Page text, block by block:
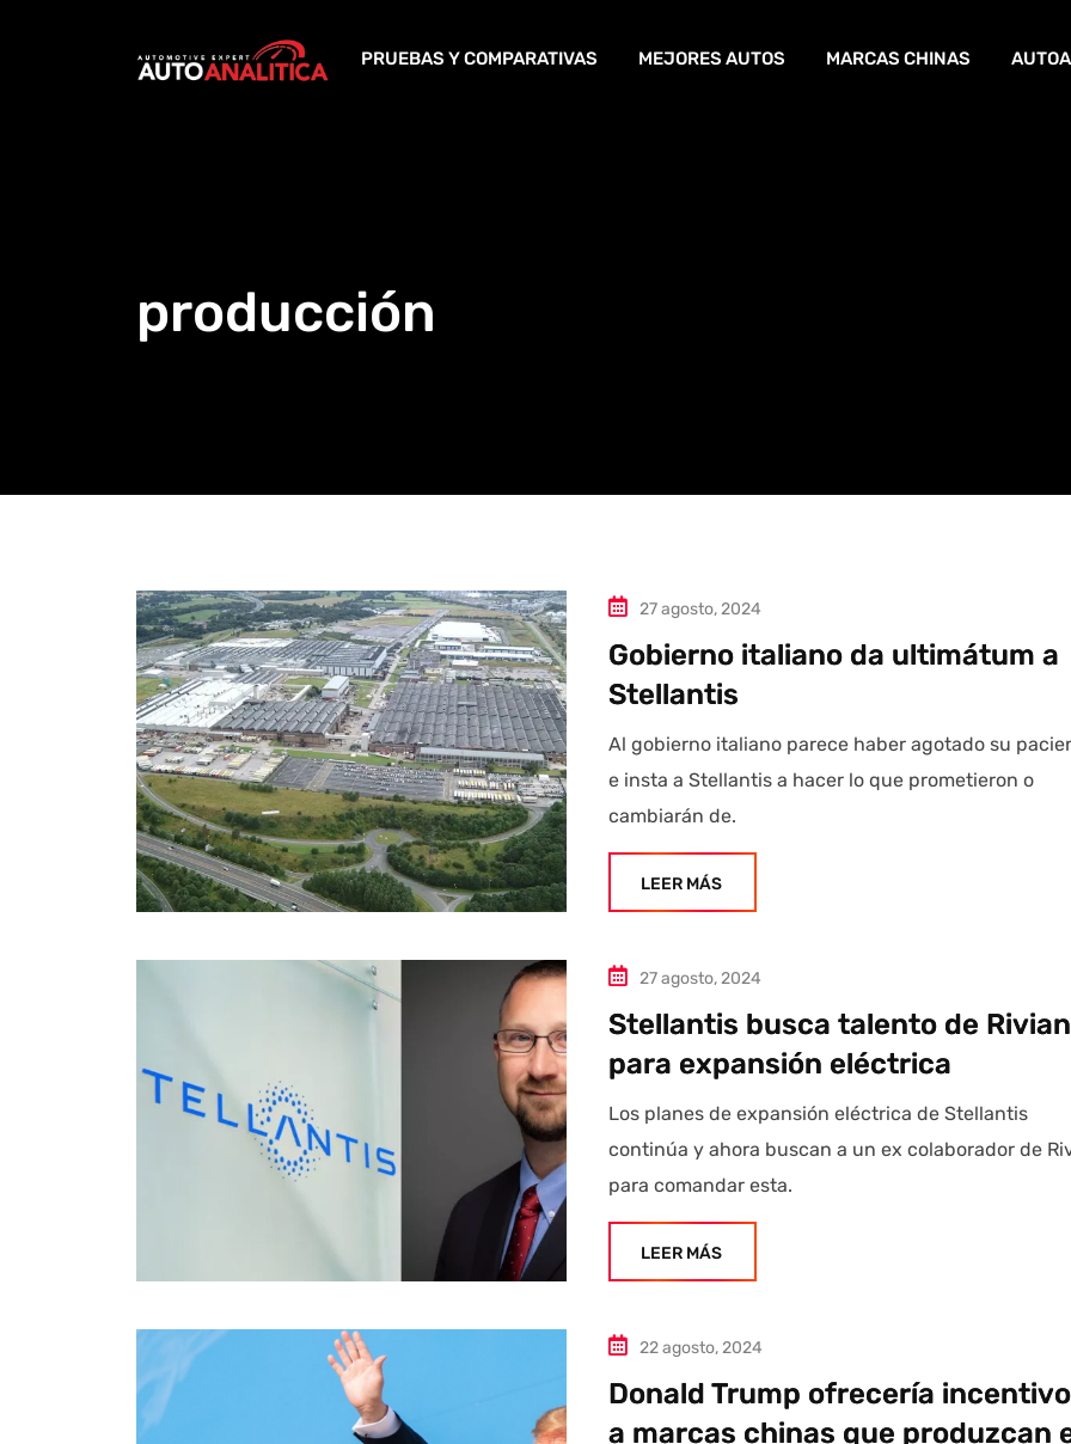
PRUEBAS Y COMPARATIVAS MEJORES AUTOS MARCAS CHINAS
producción
27 agosto, 2024
Gobierno italiano da ultimátum a
Stellantis
Al gobierno italiano parece haber agotado su
e insta a Stellantis a hacer lo que prometieron o
cambiarán de.
LEER MÁS
27 agosto, 2024
Stellantis busca talento de Rivian
para expansión eléctrica
Los planes de expansión eléctrica de Stellantis
continúa y ahora buscan a un ex colaborador de
para comandar esta.
LEER MÁS
22 agosto, 2024
Donald Trump ofrecería
a marcas chinas que produzcan